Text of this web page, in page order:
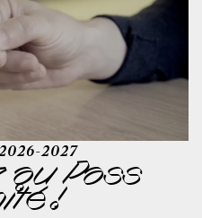
2027
Pass
!